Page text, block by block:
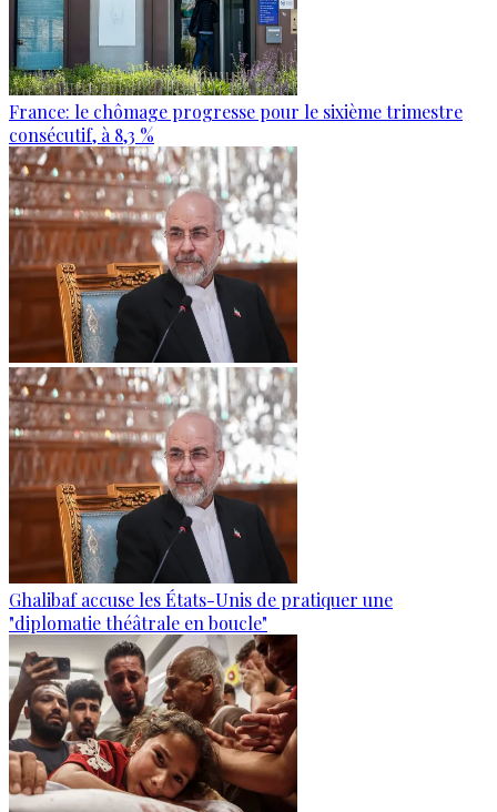
France: le chômage progresse pour le sixième trimestre
consécutif, à 8,3 %
Ghalibaf accuse les États-Unis de pratiquer une
"diplomatie théâtrale en boucle"